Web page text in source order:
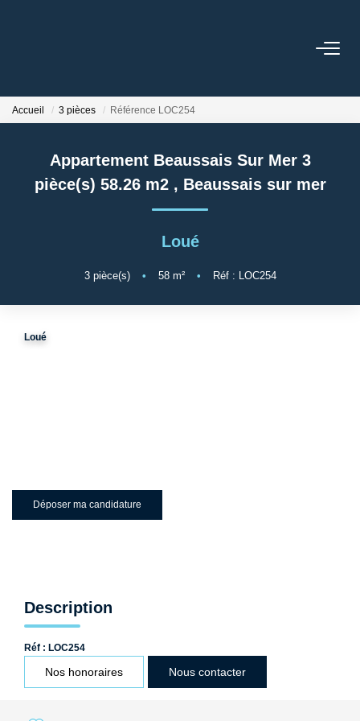
VENDRE
GESTION LOCATIVE
Accueil 3 pièces Référence LOC254
Appartement Beaussais Sur Mer 3
pièce(s) 58.26 m2 , Beaussais sur mer
Loué
3pièce(s) • 58m² • Réf : LOC254
Loué
Déposer ma candidature
Description
Réf : LOC254
Nos honoraires Nous contacter